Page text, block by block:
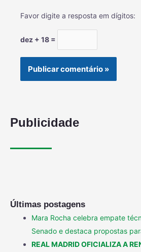
Favor digite a resposta em dígitos:
dez + 18 =
Publicidade
Últimas postagens
Mara Rocha celebra empate
Senado e destaca propostas
REAL MADRID OFICIALIZA A